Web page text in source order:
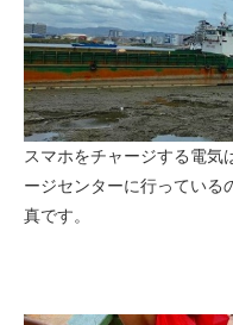
スマホをチャージする電気
ージセンターに行っている
真です。